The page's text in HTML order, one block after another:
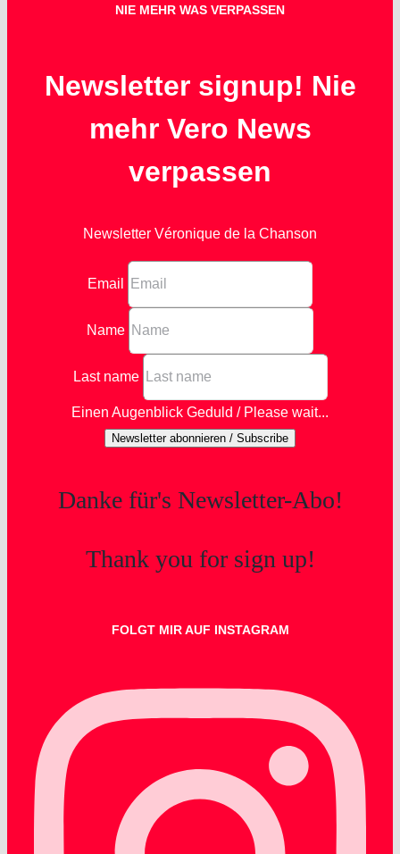
NIE MEHR WAS VERPASSEN
Newsletter signup! Nie
mehr Vero News
verpassen
Newsletter Véronique de la Chanson
Email
Name
Last name
Einen Augenblick Geduld / Please wait...
Newsletter abonnieren / Subscribe
Danke für's Newsletter-Abo!
Thank you for sign up!
FOLGT MIR AUF INSTAGRAM